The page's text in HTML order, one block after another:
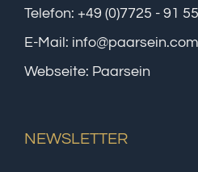
Telefon: +49 (0)7725 - 91
E-Mail: info@paarsein.com
Webseite: Paarsein
NEWSLETTER